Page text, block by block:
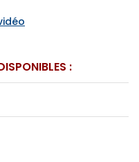
: